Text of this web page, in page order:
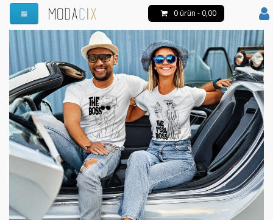
Menüyü Aç 0 ürün - 0,00